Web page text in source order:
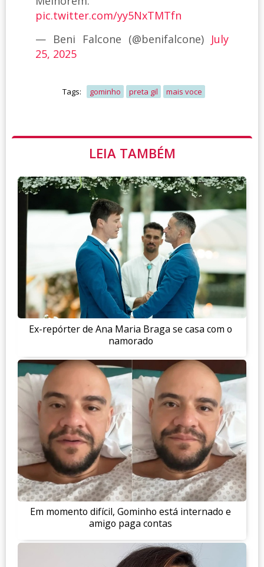
pic.twitter.com/yy5NxTMTfn
— Beni Falcone (@benifalcone) July
25, 2025
Tags: gominho preta gil mais voce
LEIA TAMBÉM
Ex-repórter de Ana Maria Braga se casa com o
namorado
Em momento difícil, Gominho está internado e
amigo paga contas